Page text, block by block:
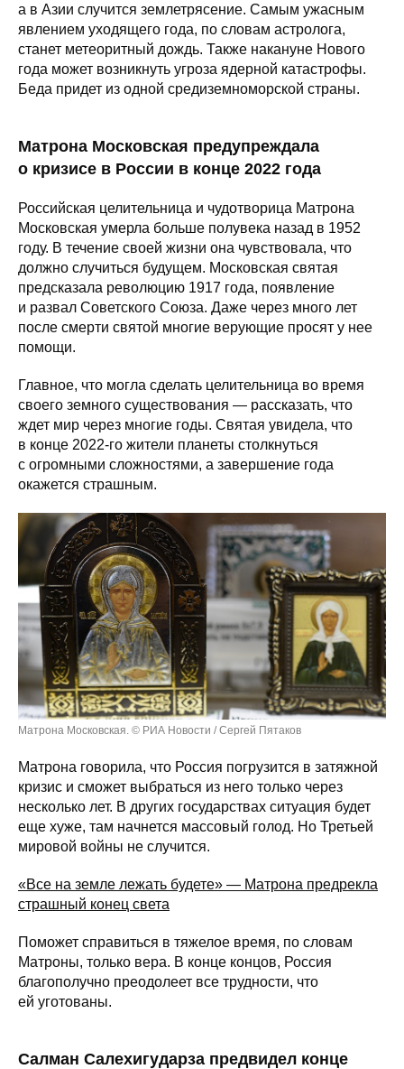
а в Азии случится землетрясение. Самым ужасным
явлением уходящего года, по словам астролога,
станет метеоритный дождь. Также накануне Нового
года может возникнуть угроза ядерной катастрофы.
Беда придет из одной средиземноморской страны.
Матрона Московская предупреждала
о кризисе в России в конце 2022 года
Российская целительница и чудотворица Матрона
Московская умерла больше полувека назад в 1952
году. В течение своей жизни она чувствовала, что
должно случиться будущем. Московская святая
предсказала революцию 1917 года, появление
и развал Советского Союза. Даже через много лет
после смерти святой многие верующие просят у нее
помощи.
Главное, что могла сделать целительница во время
своего земного существования — рассказать, что
ждет мир через многие годы. Святая увидела, что
в конце 2022-го жители планеты столкнуться
с огромными сложностями, а завершение года
окажется страшным.
Матрона Московская. © РИА Новости / Сергей Пятаков
Матрона говорила, что Россия погрузится в затяжной
кризис и сможет выбраться из него только через
несколько лет. В других государствах ситуация будет
еще хуже, там начнется массовый голод. Но Третьей
мировой войны не случится.
«Все на земле лежать будете» — Матрона предрекла
страшный конец света
Поможет справиться в тяжелое время, по словам
Матроны, только вера. В конце концов, Россия
благополучно преодолеет все трудности, что
ей уготованы.
Салман Салехигударза предвидел конце